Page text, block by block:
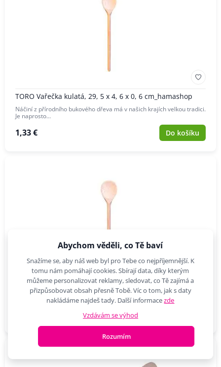
TORO Vařečka kulatá, 29, 5 x 4, 6 x 0, 6 cm_hamashop
Náčiní z přírodního bukového dřeva má v našich krajích velkou tradici.
Je naprosto…
1,33 € Do košíku
TORO vařečka kulatá 20 x 4 cm_hamashop
Náčiní z přírodního bukového dřeva má v našich krajích velkou tradici.
Je naprosto…
Abychom věděli, co Tě baví
Snažíme se, aby náš web byl pro Tebe co nejpříjemnější. K
tomu nám pomáhají cookies. Sbírají data, díky kterým
můžeme personalizovat reklamy, sledovat, co Tě zajímá a
přizpůsobovat obsah přesně Tobě. Víc o tom, jak s daty
nakládáme najdeš tady. Další informacezde
Vzdávám se výhod
Rozumím